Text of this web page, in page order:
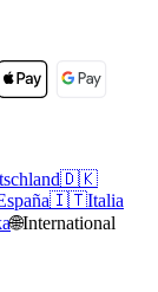
🇩🇰
🇮🇹Italia
🌐International